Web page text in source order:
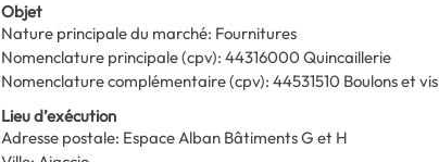
Objet
Nature principale du marché: Fournitures
Nomenclature principale(cpv): 44316000 Quincaillerie
Nomenclature complémentaire(cpv): 44531510 Boulons et vis
Lieu d’exécution
Adresse postale: Espace Alban Bâtiments G et H